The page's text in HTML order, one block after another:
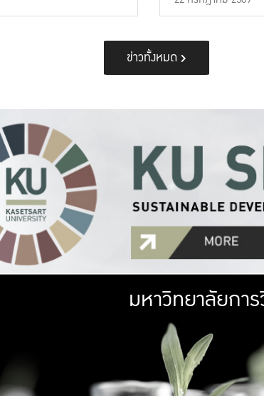
ข่าวทั้งหมด
มหา
เกษตรศาสตร์
เป็นป่าใ
เกษตรในเมือง
ที่นับรว
มหาวิทยาลัยกา